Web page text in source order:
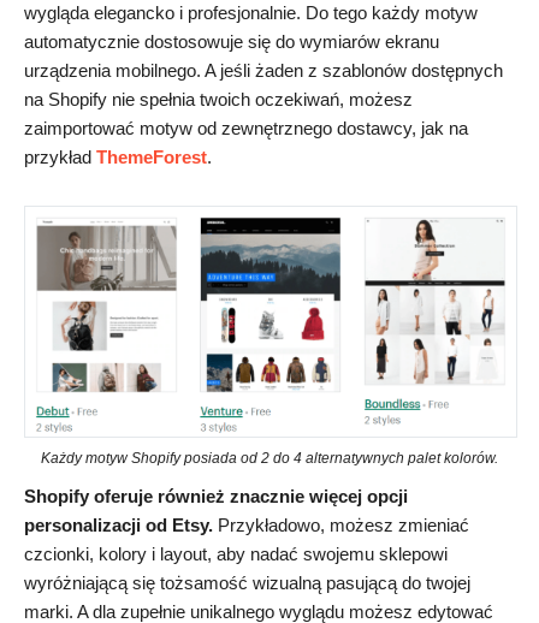
wygląda elegancko i profesjonalnie. Do tego każdy motyw
automatycznie dostosowuje się do wymiarów ekranu
urządzenia mobilnego. A jeśli żaden z szablonów dostępnych
na Shopify nie spełnia twoich oczekiwań, możesz
zaimportować motyw od zewnętrznego dostawcy, jak na
przykład ThemeForest.
Każdy motyw Shopify posiada od 2 do 4 alternatywnych palet kolorów.
Shopify oferuje również znacznie więcej opcji
personalizacji od Etsy. Przykładowo, możesz zmieniać
czcionki, kolory i layout, aby nadać swojemu sklepowi
wyróżniającą się tożsamość wizualną pasującą do twojej
marki. A dla zupełnie unikalnego wyglądu możesz edytować